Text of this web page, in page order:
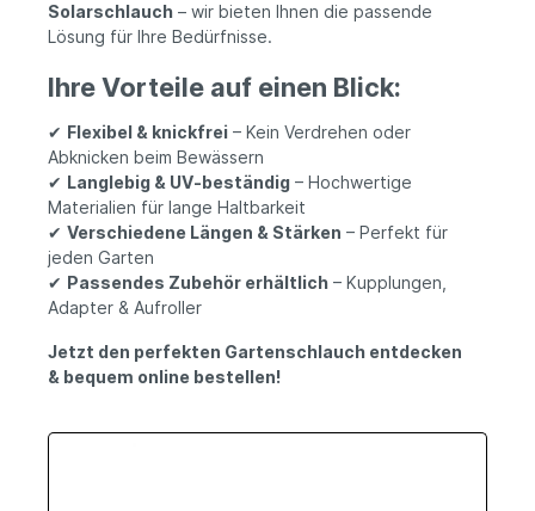
Solarschlauch – wir bieten Ihnen die passende
Lösung für Ihre Bedürfnisse.
Ihre Vorteile auf einen Blick:
✔ Flexibel & knickfrei – Kein Verdrehen oder
Abknicken beim Bewässern
✔ Langlebig & UV-beständig – Hochwertige
Materialien für lange Haltbarkeit
✔ Verschiedene Längen & Stärken – Perfekt für
jeden Garten
✔ Passendes Zubehör erhältlich – Kupplungen,
Adapter & Aufroller
Jetzt den perfekten Gartenschlauch entdecken
& bequem online bestellen!